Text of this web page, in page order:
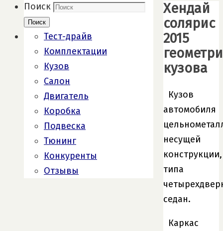
Хендай
солярис
2015
кузова
Кузов
автомобиля
несущей
конструкции,
типа
седан.
Каркас
Поиск
Поиск
Тест-драйв
Комплектации
Кузов
Салон
Двигатель
Коробка
Подвеска
Тюнинг
Конкуренты
Отзывы